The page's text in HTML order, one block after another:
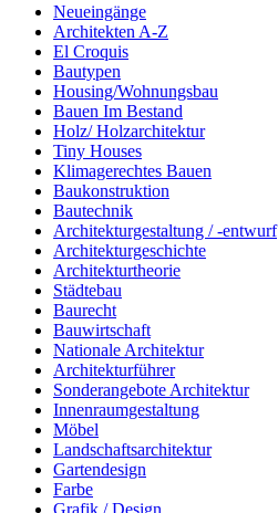
Neueingänge
Architekten A-Z
El Croquis
Bautypen
Housing/Wohnungsbau
Bauen Im Bestand
Holz/ Holzarchitektur
Tiny Houses
Klimagerechtes Bauen
Baukonstruktion
Bautechnik
Architekturgestaltung / -entwurf
Architekturgeschichte
Architekturtheorie
Städtebau
Baurecht
Bauwirtschaft
Nationale Architektur
Architekturführer
Sonderangebote Architektur
Innenraumgestaltung
Möbel
Landschaftsarchitektur
Gartendesign
Farbe
Grafik / Design